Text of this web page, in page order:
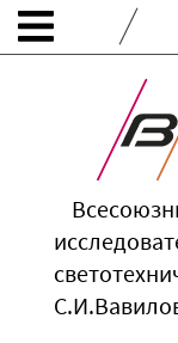
Всесоюзный научно-